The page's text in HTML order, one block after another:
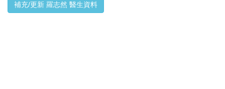
補充/更新 羅志然 醫生資料